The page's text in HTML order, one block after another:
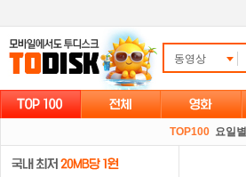
동영상
TOP100 요일별